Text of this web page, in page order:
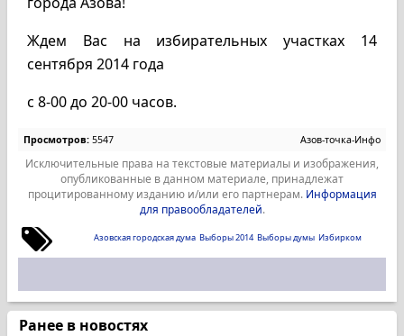
Ждем Вас на избирательных участках 14
сентября 2014 года
с 8-00 до 20-00 часов.
Просмотров: 5547 Азов-точка-Инфо
Исключительные права на текстовые материалы и изображения,
опубликованные в данном материале, принадлежат
процитированному изданию и/или его партнерам. Информация
для правообладателей.
Азовская городская дума Выборы 2014 Выборы думы Избирком
Ранее в новостях